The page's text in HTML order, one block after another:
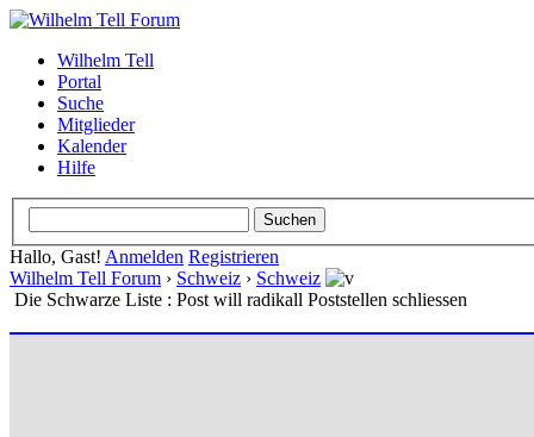
Wilhelm Tell
Portal
Suche
Mitglieder
Kalender
Hilfe
Hallo, Gast! Anmelden Registrieren
Wilhelm Tell Forum › Schweiz › Schweiz
Die Schwarze Liste : Post will radikall Poststellen schliessen